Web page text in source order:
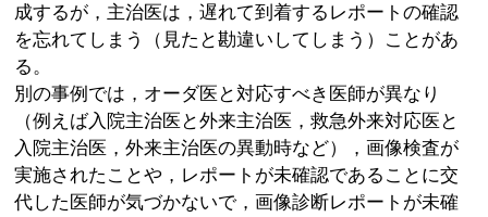
成するが，主治医は，遅れて到着するレポートの確認
を忘れてしまう（見たと勘違いしてしまう）ことがあ
る。
別の事例では，オーダ医と対応すべき医師が異なり
（例えば入院主治医と外来主治医，救急外来対応医と
入院主治医，外来主治医の異動時など），画像検査が
実施されたことや，レポートが未確認であることに交
代した医師が気づかないで，画像診断レポートが未確